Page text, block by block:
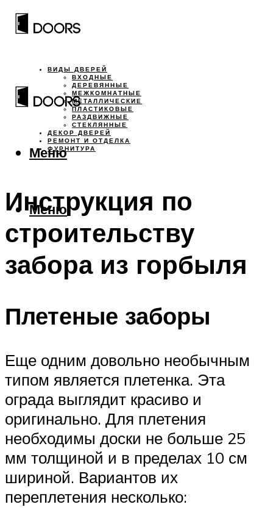
ВИДЫ ДВЕРЕЙ
ВХОДНЫЕ
ДЕРЕВЯННЫЕ
МЕЖКОМНАТНЫЕ
МЕТАЛЛИЧЕСКИЕ
ПЛАСТИКОВЫЕ
РАЗДВИЖНЫЕ
СТЕКЛЯННЫЕ
ДЕКОР ДВЕРЕЙ
РЕМОНТ И ОТДЕЛКА
ФУРНИТУРА
Меню
Меню
Инструкция по
строительству
забора из горбыля
Плетеные заборы
Еще одним довольно необычным
типом является плетенка. Эта
ограда выглядит красиво и
оригинально. Для плетения
необходимы доски не больше 25
мм толщиной и в пределах 10 см
шириной. Вариантов их
переплетения несколько: